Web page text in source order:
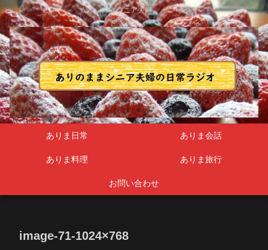
シニア夫婦
ありま日常 ありま会話
ありま料理 ありま旅行
お問い合わせ
image-71-1024×768